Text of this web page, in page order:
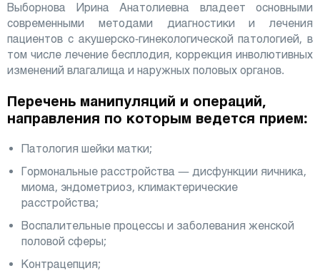
Выборнова Ирина Анатолиевна владеет основными
современными методами диагностики и лечения
пациентов с акушерско-гинекологической патологией, в
том числе лечение бесплодия, коррекция инволютивных
изменений влагалища и наружных половых органов.
Перечень манипуляций и операций,
направления по которым ведется прием:
Патология шейки матки;
Гормональные расстройства — дисфункции яичника,
миома, эндометриоз, климактерические
расстройства;
Воспалительные процессы и заболевания женской
половой сферы;
Контрацепция;